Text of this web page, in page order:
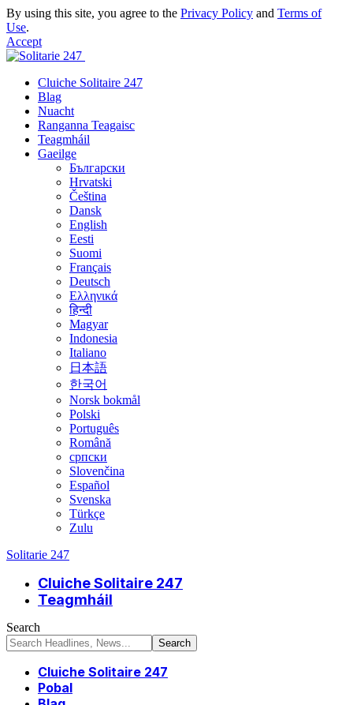
By using this site, you agree to the Privacy Policy and Terms of
Use.
Accept
Cluiche Solitaire 247
Blag
Nuacht
Ranganna Teagaisc
Teagmháil
Gaeilge
Български
Hrvatski
Čeština
Dansk
English
Eesti
Suomi
Français
Deutsch
Ελληνικά
हिन्दी
Magyar
Indonesia
Italiano
日本語
한국어
Norsk bokmål
Polski
Português
Română
српски
Slovenčina
Español
Svenska
Türkçe
Zulu
Solitarie 247
Cluiche Solitaire 247
Teagmháil
Search
Cluiche Solitaire 247
Pobal